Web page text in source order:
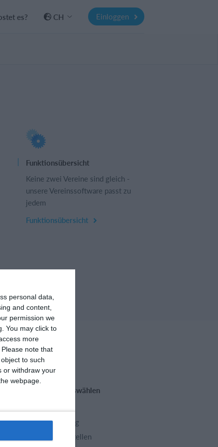
personal data,
and content,
permission we
You may click to
more
Please note that
to such
or withdraw your
webpage.
es? CH Einloggen
Funktionsübersicht
Keine zwei Vereine sind gleich -
unsere Vereinssoftware passt zu
jedem
Funktionsübersicht
Funktionen auswählen
Mitgliedsbeitrag
Homepage erstellen